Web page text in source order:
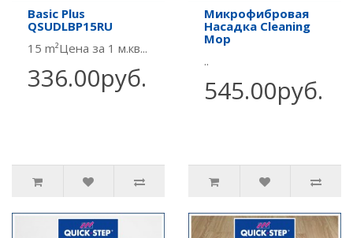
Basic Plus
QSUDLBP15RU
15 m²Цена за 1 м.кв...
336.00руб.
Микрофибровая
Насадка Cleaning
Mop
..
545.00руб.